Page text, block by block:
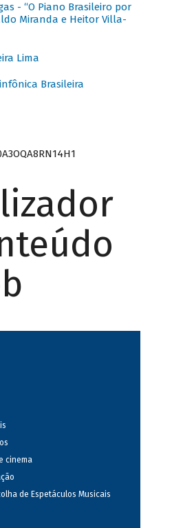
- “O Piano Brasileiro por
Miranda e Heitor Villa-
Lima
Brasileira
cinema
de Espetáculos Musicais